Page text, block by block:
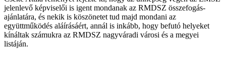
jelenlevő képviselői is igent mondanak az RMDSZ összefogás-
ajánlatára, és nekik is köszönetet tud majd mondani az
együttműködés aláírásáért, annál is inkább, hogy befutó helyeket
kínáltak számukra az RMDSZ nagyváradi városi és a megyei
listáján.